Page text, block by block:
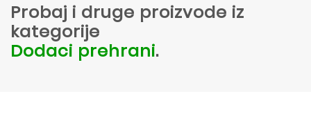
Probaj i druge proizvode iz
kategorije
Dodaci prehrani.